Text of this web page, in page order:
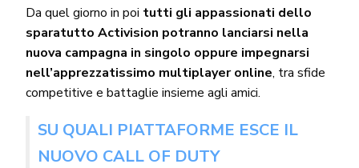
Da quel giorno in poi tutti gli appassionati dello
sparatutto Activision potranno lanciarsi nella
nuova campagna in singolo oppure impegnarsi
nell’apprezzatissimo multiplayer online, tra sfide
competitive e battaglie insieme agli amici.
SU QUALI PIATTAFORME ESCE IL
NUOVO CALL OF DUTY